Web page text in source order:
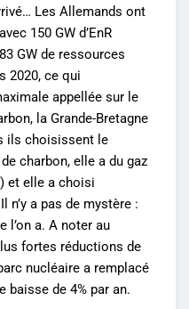
Les Allemands ont
150 GW d’EnR
GW de ressources
2020, ce qui
appellée sur le
la Grande-Bretagne
ils choisissent le
charbon, elle a du gaz
et elle a choisi
n’y a pas de mystère :
l’on a. A noter au
fortes réductions de
nucléaire a remplacé
baisse de 4% par an.